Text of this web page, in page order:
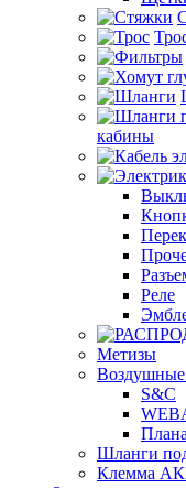
кабины
Реле
Метизы
Воздушные
S&C
Шланги
Клемма